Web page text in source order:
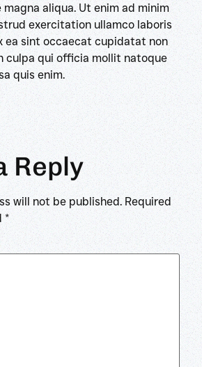
aliqua. Ut enim ad minim
exercitation ullamco laboris
ea sint occaecat cupidatat non
culpa qui officia mollit natoque
quis enim.
Reply
will not be published. Required
*